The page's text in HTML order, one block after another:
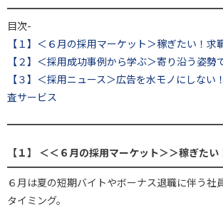
目次-
【１】＜６月の採用マーケット＞稼ぎたい！求
【２】＜採用成功事例から学ぶ＞寄り沿う姿勢
【３】＜採用ニュース＞広告を水モノにしない
査サービス
【１】 ＜＜６月の採用マーケット＞＞稼ぎたい
６月は夏の短期バイトやボーナス退職に伴う社
タイミング。